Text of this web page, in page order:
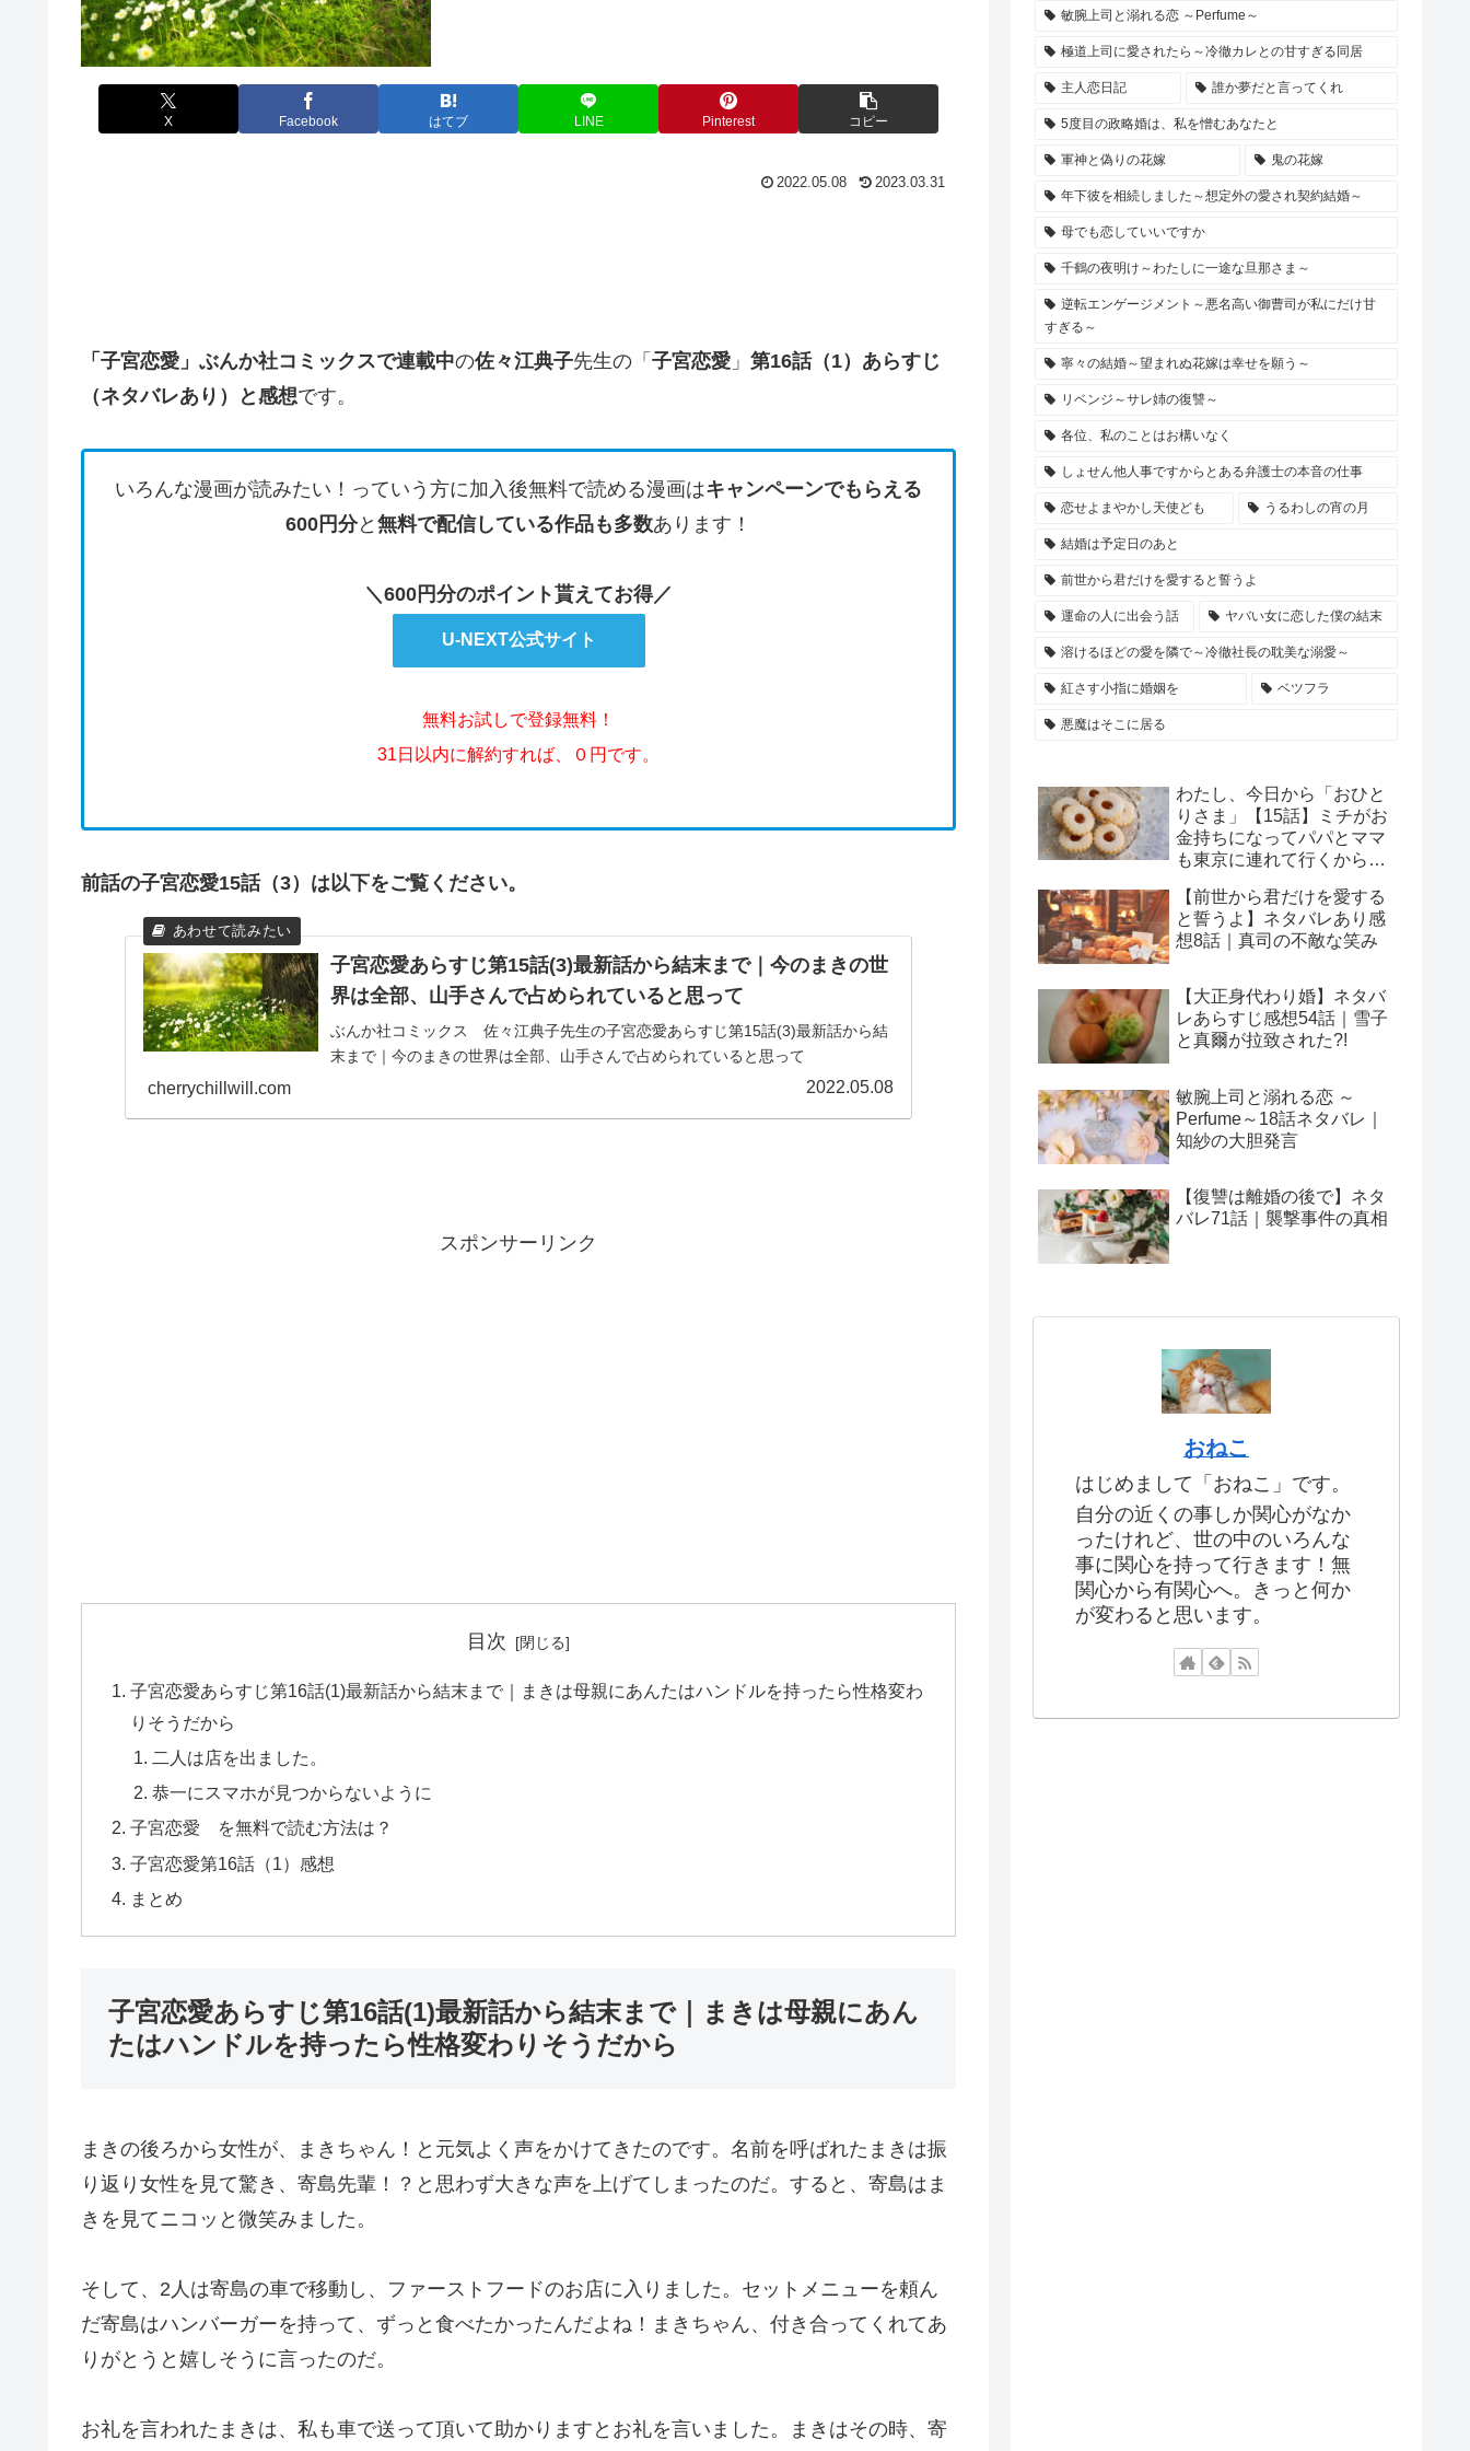
X Facebook はてブ LINE Pinterest コピー
2022.05.08 2023.03.31
「子宮恋愛」 ぶんか社コミックスで連載中の佐々江典子先生の「 子宮恋愛 」 第16話（1）あらすじ
（ネタバレあり）と感想です。
いろんな漫画が読みたい！っていう方に加入後無料で読める漫画はキャンペーンでもらえる
600円分と 無料で配信している作品も多数あります！
＼600円分のポイント貰えてお得／
U-NEXT公式サイト
無料お試しで登録無料！
31日以内に解約すれば、０円です。
前話の子宮恋愛15話（3）は以下をご覧ください。
子宮恋愛あらすじ第15話(3)最新話から結末まで｜今のまきの世
界は全部、山手さんで占められていると思って
ぶんか社コミックス 佐々江典子先生の子宮恋愛あらすじ第15話(3)最新話から結
末まで｜今のまきの世界は全部、山手さんで占められていると思って
cherrychillwill.com 2022.05.08
スポンサーリンク
目次
子宮恋愛あらすじ第16話(1)最新話から結末まで｜まきは母親にあんたはハンドルを持ったら性格変わ
りそうだから
二人は店を出ました。
恭一にスマホが見つからないように
子宮恋愛 を無料で読む方法は？
子宮恋愛第16話（1）感想
まとめ
子宮恋愛あらすじ第16話(1)最新話から結末まで｜まきは母親にあん
たはハンドルを持ったら性格変わりそうだから
まきの後ろから女性が、まきちゃん！と元気よく声をかけてきたのです。名前を呼ばれたまきは振
り返り女性を見て驚き、寄島先輩！？と思わず大きな声を上げてしまったのだ。すると、寄島はま
きを見てニコッと微笑みました。
そして、2人は寄島の車で移動し、ファーストフードのお店に入りました。セットメニューを頼ん
だ寄島はハンバーガーを持って、ずっと食べたかったんだよね！まきちゃん、付き合ってくれてあ
りがとうと嬉しそうに言ったのだ。
お礼を言われたまきは、私も車で送って頂いて助かりますとお礼を言いました。まきはその時、寄
敏腕上司と溺れる恋 ～Perfume～
極道上司に愛されたら～冷徹カレとの甘すぎる同居
主人恋日記 誰か夢だと言ってくれ
5度目の政略婚は、私を憎むあなたと
軍神と偽りの花嫁 鬼の花嫁
年下彼を相続しました～想定外の愛され契約結婚～
母でも恋していいですか
千鶴の夜明け～わたしに一途な旦那さま～
逆転エンゲージメント～悪名高い御曹司が私にだけ甘
すぎる～
寧々の結婚～望まれぬ花嫁は幸せを願う～
リベンジ～サレ姉の復讐～
各位、私のことはお構いなく
しょせん他人事ですからとある弁護士の本音の仕事
恋せよまやかし天使ども うるわしの宵の月
結婚は予定日のあと
前世から君だけを愛すると誓うよ
運命の人に出会う話 ヤバい女に恋した僕の結末
溶けるほどの愛を隣で～冷徹社長の耽美な溺愛～
紅さす小指に婚姻を ベツフラ
悪魔はそこに居る
わたし、今日から「おひと
りさま」【15話】ミチがお
金持ちになってパパとママ
も東京に連れて行くからと
て
【前世から君だけを愛する
と誓うよ】ネタバレあり感
想8話｜真司の不敵な笑み
【大正身代わり婚】ネタバ
レあらすじ感想54話｜雪子
と真爾が拉致された?!
敏腕上司と溺れる恋 ～
Perfume～18話ネタバレ｜
知紗の大胆発言
【復讐は離婚の後で】ネタ
バレ71話｜襲撃事件の真相
おねこ
はじめまして「おねこ」です。
自分の近くの事しか関心がなか
ったけれど、世の中のいろんな
事に関心を持って行きます！無
関心から有関心へ。きっと何か
が変わると思います。